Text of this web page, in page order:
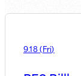
9.18(Fri)